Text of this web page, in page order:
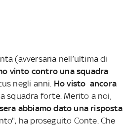
(avversaria nell’ultima di
vinto contro una squadra
negli anni. Ho visto ancora
squadra forte. Merito a noi,
abbiamo dato una risposta
ha proseguito Conte. Che